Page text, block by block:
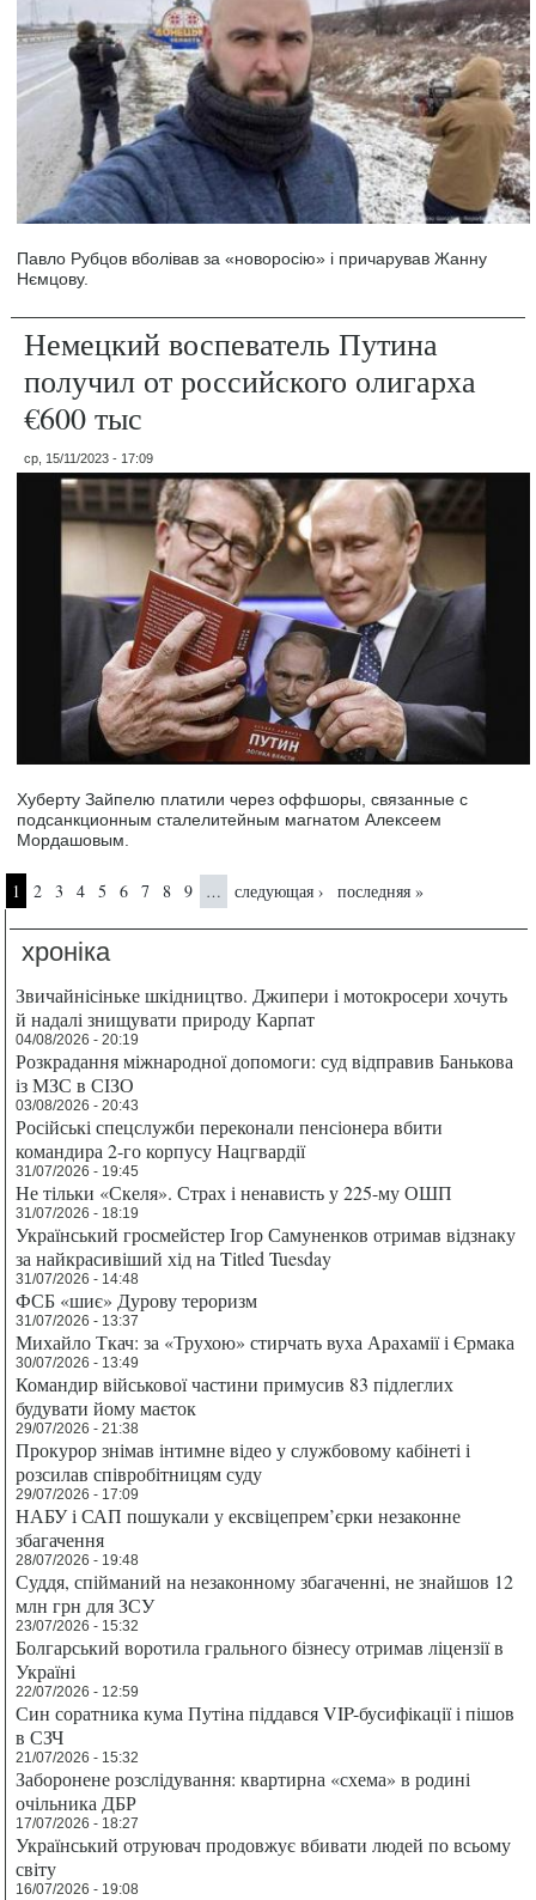
Павло Рубцов вболівав за «новоросію» і причарував Жанну
Нємцову.
Немецкий воспеватель Путина
получил от российского олигарха
€600 тыс
ср, 15/11/2023 - 17:09
Хуберту Зайпелю платили через оффшоры, связанные с
подсанкционным сталелитейным магнатом Алексеем
Мордашовым.
Страницы
1 2 3 4 5 6 7 8 9 … следующая › последняя »
хроніка
Звичайнісіньке шкідництво. Джипери і мотокросери хочуть
й надалі знищувати природу Карпат
04/08/2026 - 20:19
Розкрадання міжнародної допомоги: суд відправив Банькова
із МЗС в СІЗО
03/08/2026 - 20:43
Російські спецслужби переконали пенсіонера вбити
командира 2-го корпусу Нацгвардії
31/07/2026 - 19:45
Не тільки «Скеля». Страх і ненависть у 225-му ОШП
31/07/2026 - 18:19
Український гросмейстер Ігор Самуненков отримав відзнаку
за найкрасивіший хід на Titled Tuesday
31/07/2026 - 14:48
ФСБ «шиє» Дурову тероризм
31/07/2026 - 13:37
Михайло Ткач: за «Трухою» стирчать вуха Арахамії і Єрмака
30/07/2026 - 13:49
Командир військової частини примусив 83 підлеглих
будувати йому маєток
29/07/2026 - 21:38
Прокурор знімав інтимне відео у службовому кабінеті і
розсилав співробітницям суду
29/07/2026 - 17:09
НАБУ і САП пошукали у ексвіцепрем’єрки незаконне
збагачення
28/07/2026 - 19:48
Суддя, спійманий на незаконному збагаченні, не знайшов 12
млн грн для ЗСУ
23/07/2026 - 15:32
Болгарський воротила грального бізнесу отримав ліцензії в
Україні
22/07/2026 - 12:59
Син соратника кума Путіна піддався VIP-бусифікації і пішов
в СЗЧ
21/07/2026 - 15:32
Заборонене розслідування: квартирна «схема» в родині
очільника ДБР
17/07/2026 - 18:27
Український отруювач продовжує вбивати людей по всьому
світу
16/07/2026 - 19:08